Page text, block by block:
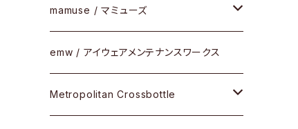
限定モデル
コンビフレーム
サングラス
その他
セルフレーム
メタルフレーム
コンビネーション
mamuse / マミューズ
セル
メタル
emw / アイウェアメンテナンスワークス
Metropolitan Crossbottle